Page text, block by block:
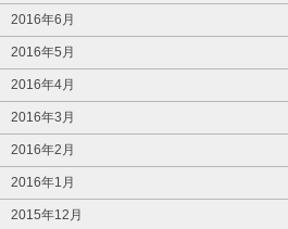
2016年6月
2016年5月
2016年4月
2016年3月
2016年2月
2016年1月
2015年12月